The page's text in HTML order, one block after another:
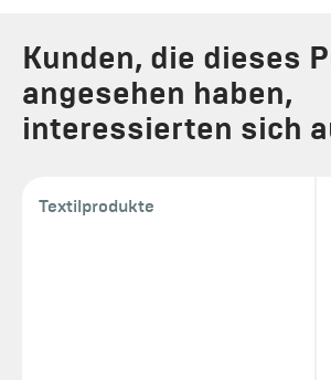
Kunden, die dieses
angesehen haben,
interessierten sich
Textilprodukte